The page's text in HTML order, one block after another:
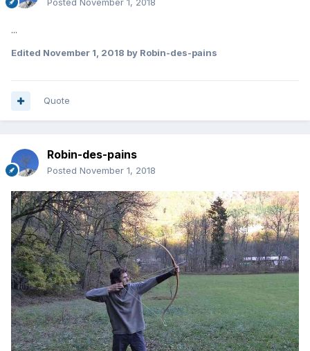
Posted November 1, 2018
...
Edited November 1, 2018 by Robin-des-pains
Quote
Robin-des-pains
Posted November 1, 2018